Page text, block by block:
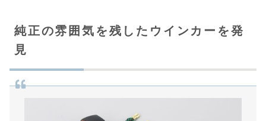
純正の雰囲気を残したウインカーを発
見